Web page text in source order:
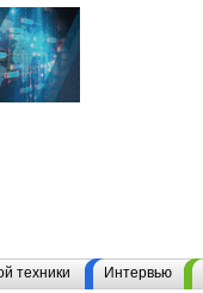
техники Интервью